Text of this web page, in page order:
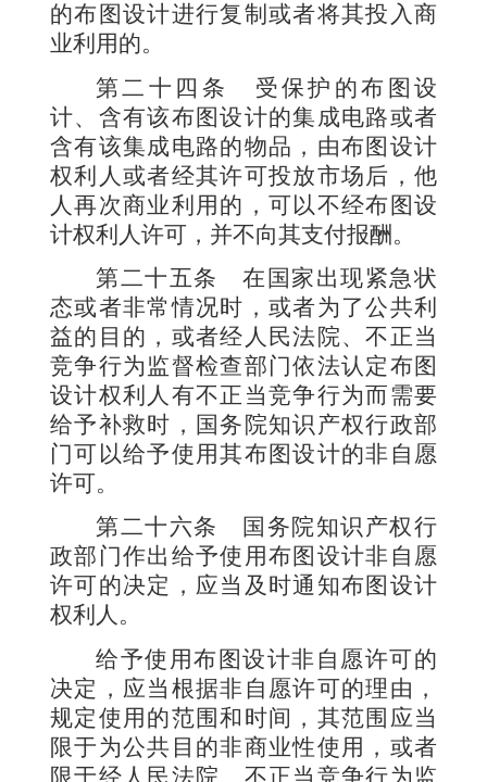
的布图设计进行复制或者将其投入商
业利用的。
第二十四条 受保护的布图设
计、含有该布图设计的集成电路或者
含有该集成电路的物品，由布图设计
权利人或者经其许可投放市场后，他
人再次商业利用的，可以不经布图设
计权利人许可，并不向其支付报酬。
第二十五条在国家出现紧急状
态或者非常情况时，或者为了公共利
益的目的，或者经人民法院、不正当
竞争行为监督检查部门依法认定布图
设计权利人有不正当竞争行为而需要
给予补救时，国务院知识产权行政部
门可以给予使用其布图设计的非自愿
许可。
第二十六条
国务院知识产权行
政部门作出给予使用布图设计非自愿
许可的决定，应当及时通知布图设计
权利人。
给予使用布图设计非自愿许可的
决定，应当根据非自愿许可的理由，
规定使用的范围和时间，其范围应当
限于为公共目的非商业性使用，或者
限于经人民法院、不正当竞争行为监